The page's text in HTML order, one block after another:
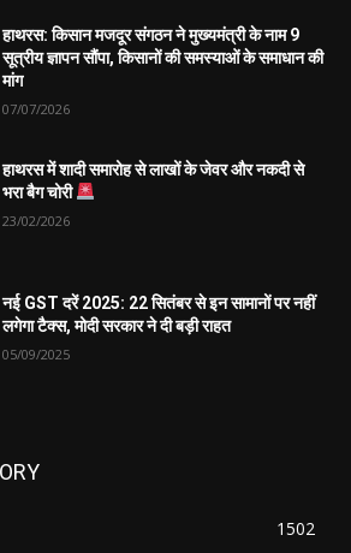
हाथरस: किसान मजदूर संगठन ने मुख्यमंत्री के नाम 9
सूत्रीय ज्ञापन सौंपा, किसानों की समस्याओं के समाधान की
मांग
07/07/2026
हाथरस में शादी समारोह से लाखों के जेवर और नकदी से
भरा बैग चोरी
23/02/2026
नई GST दरें 2025: 22 सितंबर से इन सामानों पर नहीं
लगेगा टैक्स, मोदी सरकार ने दी बड़ी राहत
05/09/2025
1502